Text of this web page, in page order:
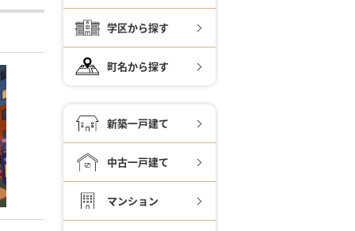
学区から探す
町名から探す
新築一戸建て
中古一戸建て
マンション